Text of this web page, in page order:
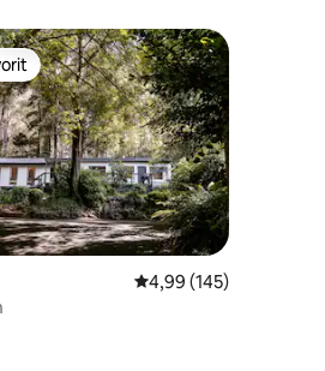
bedømmelse, 85 omtaler
4,99 ud af 5 i
4,99 (145)